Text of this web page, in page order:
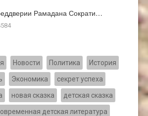
Рамадана Сократи…
Новости Политика История
Экономика секрет успеха
новая сказка детская сказка
детская литература